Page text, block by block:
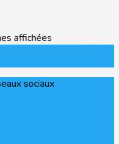
affichées
sociaux